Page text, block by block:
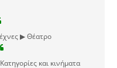
▶ Θέατρο
και κινήματα